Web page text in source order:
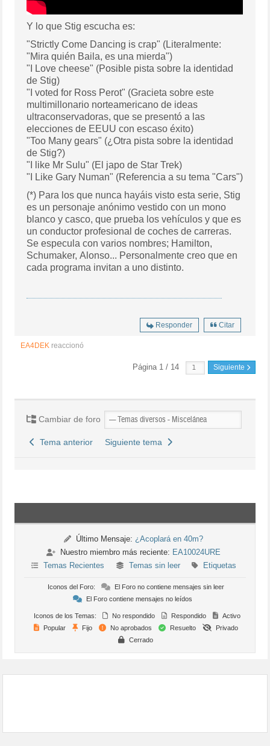
Y lo que Stig escucha es:
"Strictly Come Dancing is crap" (Literalmente:
"Mira quién Baila, es una mierda")
"I Love cheese" (Posible pista sobre la identidad
de Stig)
"I voted for Ross Perot" (Gracieta sobre este
multimillonario norteamericano de ideas
ultraconservadoras, que se presentó a las
elecciones de EEUU con escaso éxito)
"Too Many gears" (¿Otra pista sobre la identidad
de Stig?)
"I like Mr Sulu" (El japo de Star Trek)
"I Like Gary Numan" (Referencia a su tema "Cars")
(*) Para los que nunca hayáis visto esta serie, Stig
es un personaje anónimo vestido con un mono
blanco y casco, que prueba los vehículos y que es
un conductor profesional de coches de carreras.
Se especula con varios nombres; Hamilton,
Schumaker, Alonso... Personalmente creo que en
cada programa invitan a uno distinto.
Responder Citar
EA4DEK reaccionó
Página 1 / 14 Siguiente
Cambiar de foro
Tema anterior Siguiente tema
Último Mensaje: ¿Acoplará en 40m?
Nuestro miembro más reciente: EA10024URE
Temas Recientes
Temas sin leer Etiquetas
Iconos del Foro:
El Foro no contiene mensajes sin leer
El Foro contiene mensajes no leídos
Iconos de los Temas: No respondido Respondido
Activo
Popular
Fijo No aprobados Resuelto
Privado
Cerrado